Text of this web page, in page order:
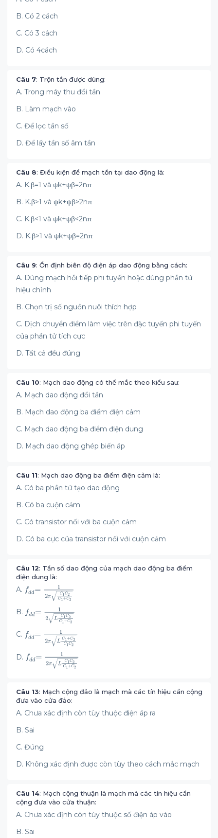
B. Có 2 cách
C. Có 3 cách
D. Có 4cách
Câu 7: Trộn tần được dùng:
A. Trong máy thu đổi tần
B. Làm mạch vào
C. Để lọc tần số
D. Để lấy tần số âm tần
Câu 8: Điều kiện để mạch tồn tại dao động là:
A. K.β=1 và ψk+ψβ=2nπ
B. K.β>1 và ψk+ψβ>2nπ
C. K.β<1 và ψk+ψβ<2nπ
D. K.β>1 và ψk+ψβ=2nπ
Câu 9: Ổn định biên độ điện áp dao động bằng cách:
A. Dùng mạch hồi tiếp phi tuyến hoặc dùng phần tử
hiệu chỉnh
B. Chọn trị số nguồn nuôi thích hợp
C. Dịch chuyển điểm làm việc trên đặc tuyến phi tuyến
của phần tử tích cực
D. Tất cả đều đúng
Câu 10: Mạch dao động có thể mắc theo kiểu sau:
A. Mạch dao động đổi tần
B. Mạch dao động ba điểm điện cảm
C. Mạch dao động ba điểm điện dung
D. Mạch dao động ghép biến áp
Câu 11: Mạch dao động ba điểm điện cảm là:
A. Có ba phần tử tạo dao động
B. Có ba cuộn cảm
C. Có transistor nối với ba cuộn cảm
D. Có ba cực của transistor nối với cuộn cảm
Câu 12: Tần số dao động của mạch dao động ba điểm
điện dung là:
A.
B.
C.
D.
Câu 13: Mạch cộng đảo là mạch mà các tín hiệu cần cộng
đưa vào cửa đảo:
A. Chưa xác định còn tùy thuộc điện áp ra
B. Sai
C. Đúng
D. Không xác định được còn tùy theo cách mắc mạch
Câu 14: Mạch cộng thuận là mạch mà các tín hiệu cần
cộng đưa vào cửa thuận:
A. Chưa xác định còn tùy thuộc số điện áp vào
B. Sai